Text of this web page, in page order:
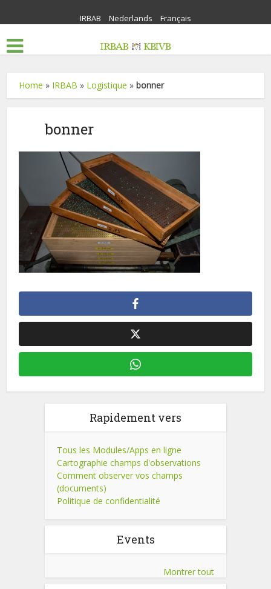
IRBAB Nederlands Français
Home » IRBAB » Logistique »bonner
bonner
Rapidement vers
Tous les Modules/Apps en ligne
Cartographie champs d'observations
Comment observer vos champs
(documents)
Politique de confidentialité
Events
Montrer tout